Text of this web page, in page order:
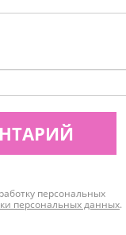
персональных
персональных данных.